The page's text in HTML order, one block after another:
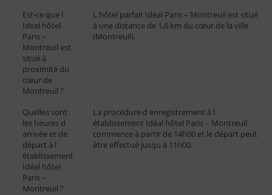
Est-ce que l
Ideal hôtel
Paris –
Montreuil est
situé à
proximité du
cœur de
Montreuil ?
L hôtel parfait Idéal Paris – Montreuil est situé
à une distance de 1,6 km du cœur de la ville
(Montreuil).
Quelles sont
les heures d
arrivée et de
départ à l
établissement
Idéal hôtel
Paris –
Montreuil ?
La procédure d enregistrement à l
établissement Idéal hôtel Paris – Montreuil
commence à partir de 14h00 et le départ peut
être effectué jusqu à 11h00.